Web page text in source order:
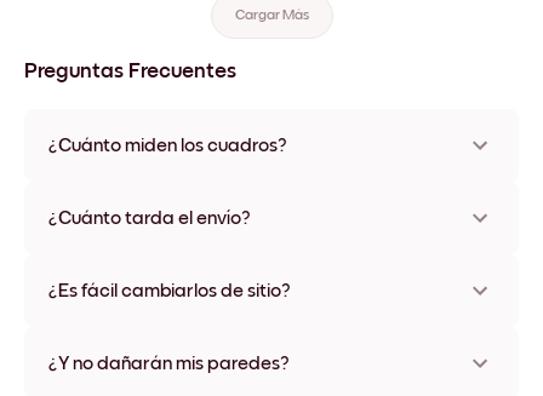
Cargar Más
Preguntas Frecuentes
¿Cuánto miden los cuadros?
varios materiales y colores de marco, incluidas opciones sin
¿Cuánto tarda el envío?
disponibles en algunos países. Te enviaremos un número de
¿Es fácil cambiarlos de sitio?
ningún daño
¿Y no dañarán mis paredes?